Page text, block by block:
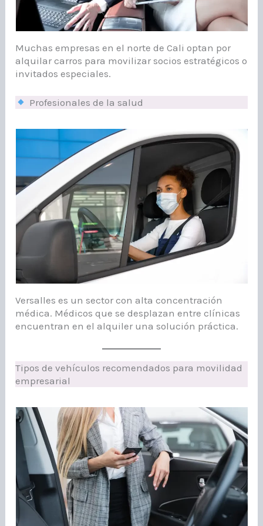
Muchas empresas en el norte de Cali optan por
alquilar carros para movilizar socios estratégicos o
invitados especiales.
Profesionales de la salud
Versalles es un sector con alta concentración
médica. Médicos que se desplazan entre clínicas
encuentran en el alquiler una solución práctica.
Tipos de vehículos recomendados para movilidad
empresarial